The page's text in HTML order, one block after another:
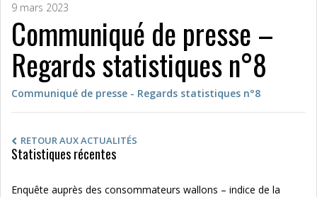
9 mars 2023
Communiqué de presse –
Regards statistiques n°8
Communiqué de presse - Regards statistiques n°8
RETOUR AUX ACTUALITÉS
Statistiques récentes
Enquête auprès des consommateurs wallons – indice de la